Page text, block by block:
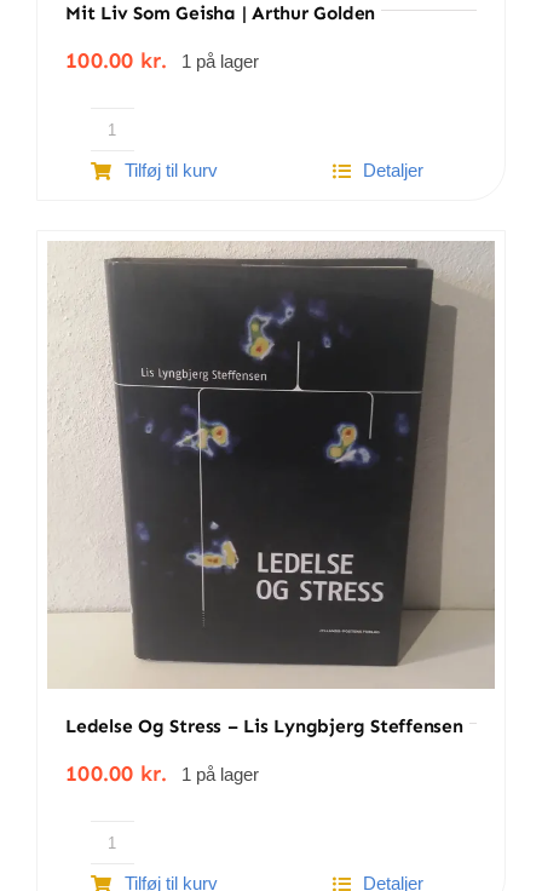
Mit Liv Som Geisha | Arthur Golden
100.00 kr. 1 på lager
Mit
liv
|
antal
Tilføj til kurv Detaljer
Ledelse Og Stress – Lis Lyngbjerg Steffensen
100.00 kr. 1 på lager
Ledelse
ogTilføj til kurv Detaljer